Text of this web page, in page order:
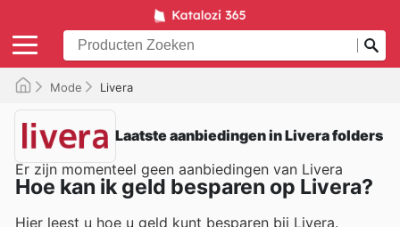
Mode Livera
Laatste aanbiedingen in Livera folders
Er zijn momenteel geen aanbiedingen van Livera
Hoe kan ik geld besparen op Livera?
Hier leest u hoe u geld kunt besparen bij Livera.